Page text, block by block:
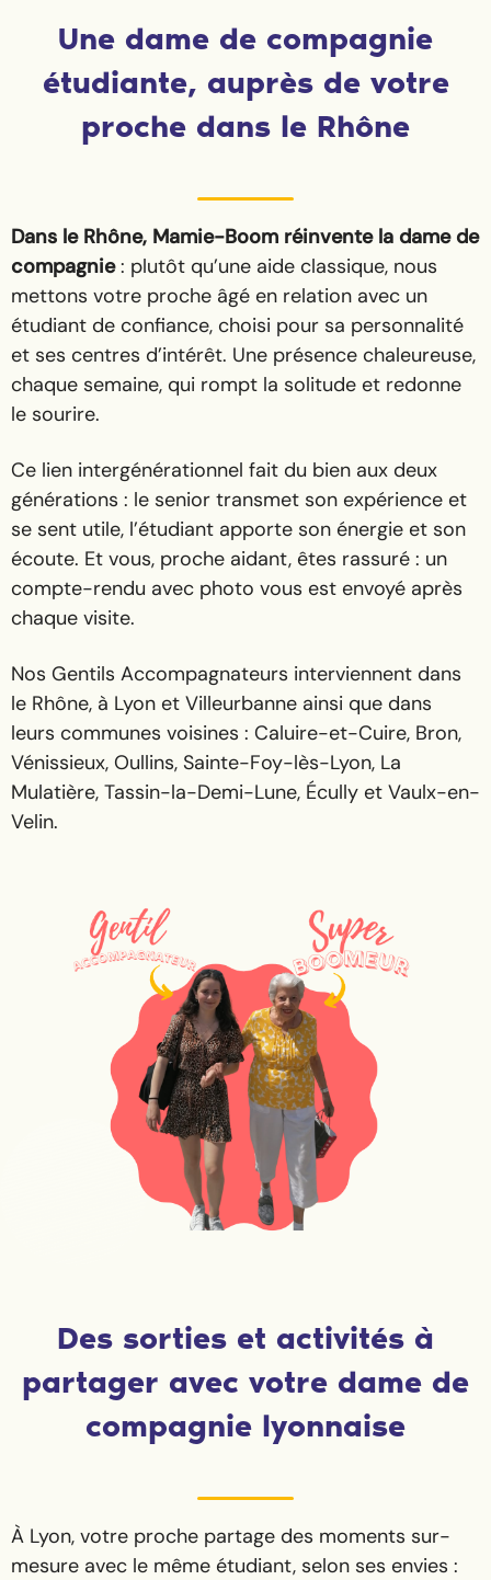
Une dame de compagnie
étudiante, auprès de votre
proche dans le Rhône
Dans le Rhône, Mamie-Boom réinvente la dame de
compagnie: plutôt qu’une aide classique, nous
mettons votre proche âgé en relation avec un
étudiant de confiance, choisi pour sa personnalité
et ses centres d’intérêt. Une présence chaleureuse,
chaque semaine, qui rompt la solitude et redonne
le sourire.
Ce lien intergénérationnel fait du bien aux deux
générations : le senior transmet son expérience et
se sent utile, l’étudiant apporte son énergie et son
écoute. Et vous, proche aidant, êtes rassuré : un
compte-rendu avec photo vous est envoyé après
chaque visite.
Nos Gentils Accompagnateurs interviennent dans
le Rhône, à Lyon et Villeurbanne ainsi que dans
leurs communes voisines : Caluire-et-Cuire, Bron,
Vénissieux, Oullins, Sainte-Foy-lès-Lyon, La
Mulatière, Tassin-la-Demi-Lune, Écully et Vaulx-en-
Velin.
Des sorties et activités à
partager avec votre dame de
compagnie lyonnaise
À Lyon, votre proche partage des moments sur-
mesure avec le même étudiant, selon ses envies :